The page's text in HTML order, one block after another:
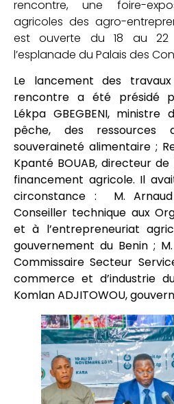
rencontre, une foire-
agricoles des agro-
est ouverte du 18 au 22
l’esplanade du Palais des
Le lancement des
rencontre a été présidé
Lékpa GBEGBENI,
pêche, des
souveraineté alimentaire ;
Kpanté BOUAB, directeur
financement agricole. Il
circonstance : ‎ M. Arnaud
Conseiller technique aux
et à l’entrepreneuriat
gouvernement du Benin ; M.
Commissaire Secteur
commerce et d’industrie
Komlan ADJITOWOU,